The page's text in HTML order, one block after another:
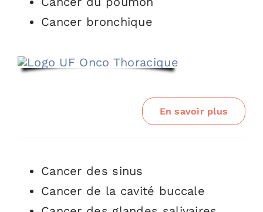
Cancer bronchique
En savoir plus
Cancer des sinus
Cancer de la cavité buccale